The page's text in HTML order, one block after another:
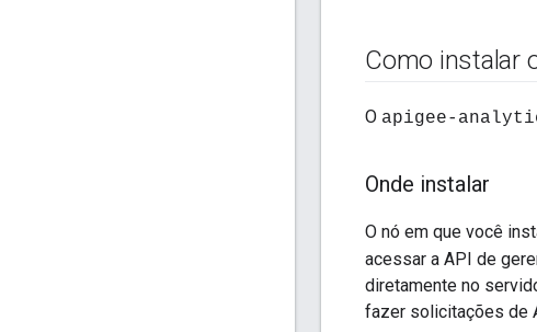
Como instalar
O apigee-
Onde instalar
O nó em que você
acessar a API de
diretamente no
fazer solicitações de